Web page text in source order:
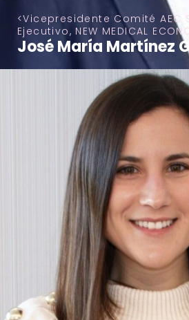
Vicepresidente Comité AEC
Ejecutivo, NEW MEDICAL
José María Martínez